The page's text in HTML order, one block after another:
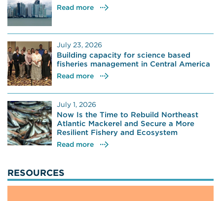
Read more
July 23, 2026
Building capacity for science based
fisheries management in Central America
Read more
July 1, 2026
Now Is the Time to Rebuild Northeast
Atlantic Mackerel and Secure a More
Resilient Fishery and Ecosystem
Read more
RESOURCES